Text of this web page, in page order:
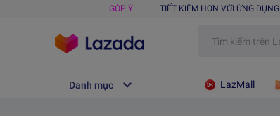
GÓP Ý TIẾT KIỆM HƠN VỚI ỨNG DỤNG
Danh mục LazMall